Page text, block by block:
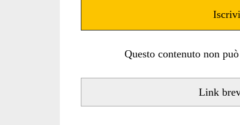
Questo contenuto non
Link